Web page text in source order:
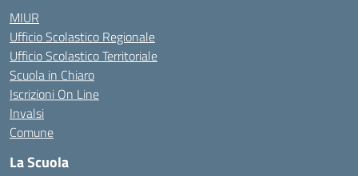
MIUR
Ufficio Scolastico Regionale
Ufficio Scolastico Territoriale
Scuola in Chiaro
Iscrizioni On Line
Invalsi
Comune
La Scuola